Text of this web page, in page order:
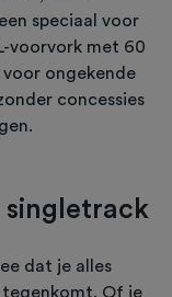
speciaal voor
voorvork met 60
ongekende
concessies
singletrack
dat je alles
Of je